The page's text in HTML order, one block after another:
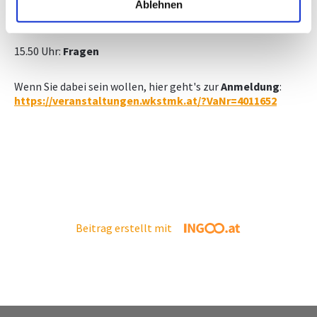
Ablehnen
Dauer: ca. 20 min.
15.50 Uhr: Fragen
Wenn Sie dabei sein wollen, hier geht's zurAnmeldung:
https://veranstaltungen.wkstmk.at/?VaNr=4011652
Beitrag erstellt mit